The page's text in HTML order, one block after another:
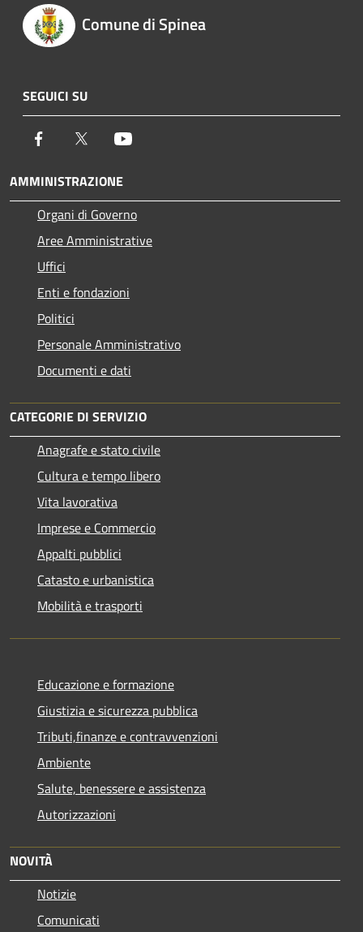
Comune di Spinea
SEGUICI SU
Facebook Twitter
AMMINISTRAZIONE
Organi di Governo
Aree Amministrative
Uffici
Enti e fondazioni
Politici
Personale Amministrativo
Documenti e dati
CATEGORIE DI SERVIZIO
Anagrafe e stato civile
Cultura e tempo libero
Vita lavorativa
Imprese e Commercio
Appalti pubblici
Catasto e urbanistica
Mobilità e trasporti
Educazione e formazione
Giustizia e sicurezza pubblica
Tributi,finanze e contravvenzioni
Ambiente
Salute, benessere e assistenza
Autorizzazioni
NOVITÀ
Notizie
Comunicati